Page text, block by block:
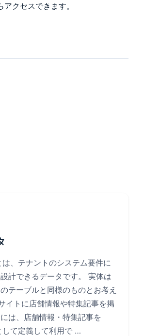
クセスできます。
、テナントのシステム要件に
計できるデータです。 実体は
テーブルと同様のものとお考え
イトに店舗情報や特集記事を掲
は、店舗情報・特集記事を
して定義して利用で …